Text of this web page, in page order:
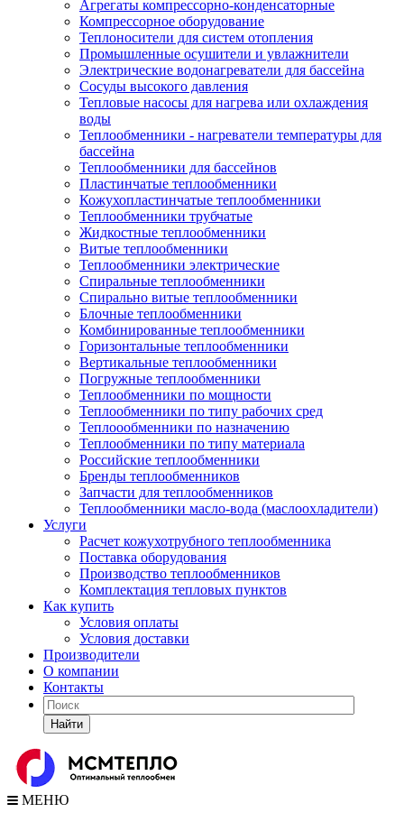
Агрегаты компрессорно-конденсаторные
Компрессорное оборудование
Теплоносители для систем отопления
Промышленные осушители и увлажнители
Электрические водонагреватели для бассейна
Сосуды высокого давления
Тепловые насосы для нагрева или охлаждения
воды
Теплообменники - нагреватели температуры для
бассейна
Теплообменники для бассейнов
Пластинчатые теплообменники
Кожухопластинчатые теплообменники
Теплообменники трубчатые
Жидкостные теплообменники
Витые теплообменники
Теплообменники электрические
Спиральные теплообменники
Спирально витые теплообменники
Блочные теплообменники
Комбинированные теплообменники
Горизонтальные теплообменники
Вертикальные теплообменники
Погружные теплообменники
Теплообменники по мощности
Теплообменники по типу рабочих сред
Теплоообменники по назначению
Теплообменники по типу материала
Российские теплообменники
Бренды теплообменников
Запчасти для теплообменников
Теплообменники масло-вода (маслоохладители)
Услуги
Расчет кожухотрубного теплообменника
Поставка оборудования
Производство теплообменников
Комплектация тепловых пунктов
Как купить
Условия оплаты
Условия доставки
Производители
О компании
Контакты
Найти
МЕНЮ